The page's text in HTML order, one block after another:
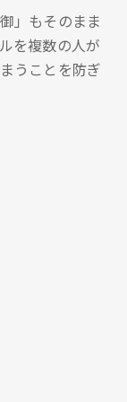
」もそのまま
を複数の人が
うことを防ぎ